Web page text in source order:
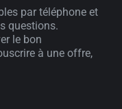
par téléphone et
questions.
le bon
à une offre,